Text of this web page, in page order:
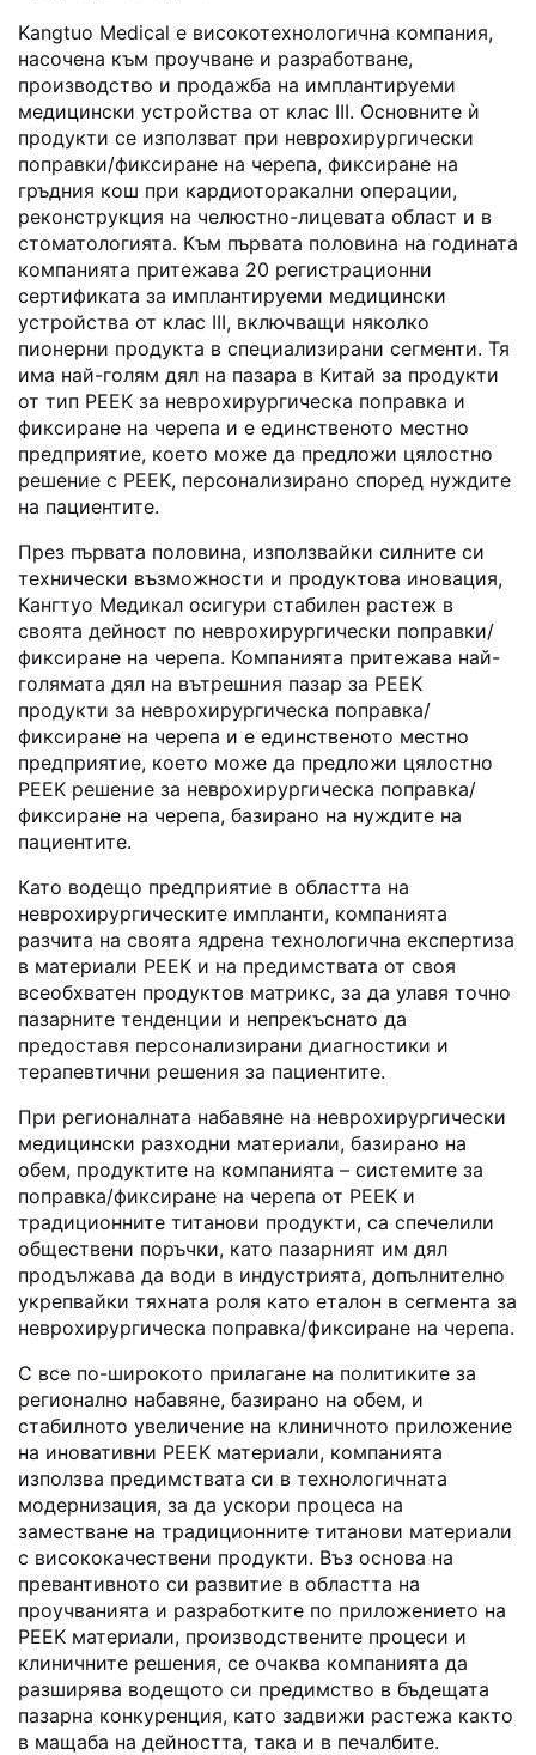
Kangtuo Medical е високотехнологична компания,
насочена към проучване и разработване,
производство и продажба на имплантируеми
медицински устройства от клас III. Основните ѝ
продукти се използват при неврохирургически
поправки/фиксиране на черепа, фиксиране на
гръдния кош при кардиоторакални операции,
реконструкция на челюстно-лицевата област и в
стоматологията. Към първата половина на годината
компанията притежава 20 регистрационни
сертификата за имплантируеми медицински
устройства от клас III, включващи няколко
пионерни продукта в специализирани сегменти. Тя
има най-голям дял на пазара в Китай за продукти
от тип PEEK за неврохирургическа поправка и
фиксиране на черепа и е единственото местно
предприятие, което може да предложи цялостно
решение с PEEK, персонализирано според нуждите
на пациентите.
През първата половина, използвайки силните си
технически възможности и продуктова иновация,
Кангтуо Медикал осигури стабилен растеж в
своята дейност по неврохирургически поправки/
фиксиране на черепа. Компанията притежава най-
голямата дял на вътрешния пазар за PEEK
продукти за неврохирургическа поправка/
фиксиране на черепа и е единственото местно
предприятие, което може да предложи цялостно
PEEK решение за неврохирургическа поправка/
фиксиране на черепа, базирано на нуждите на
пациентите.
Като водещо предприятие в областта на
неврохирургическите импланти, компанията
разчита на своята ядрена технологична експертиза
в материали PEEK и на предимствата от своя
всеобхватен продуктов матрикс, за да улавя точно
пазарните тенденции и непрекъснато да
предоставя персонализирани диагностики и
терапевтични решения за пациентите.
При регионалната набавяне на неврохирургически
медицински разходни материали, базирано на
обем, продуктите на компанията – системите за
поправка/фиксиране на черепа от PEEK и
традиционните титанови продукти, са спечелили
обществени поръчки, като пазарният им дял
продължава да води в индустрията, допълнително
укрепвайки тяхната роля като еталон в сегмента за
неврохирургическа поправка/фиксиране на черепа.
С все по-широкото прилагане на политиките за
регионално набавяне, базирано на обем, и
стабилното увеличение на клиничното приложение
на иновативни PEEK материали, компанията
използва предимствата си в технологичната
модернизация, за да ускори процеса на
заместване на традиционните титанови материали
с висококачествени продукти. Въз основа на
превантивното си развитие в областта на
проучванията и разработките по приложението на
PEEK материали, производствените процеси и
клиничните решения, се очаква компанията да
разширява водещото си предимство в бъдещата
пазарна конкуренция, като задвижи растежа както
в мащаба на дейността, така и в печалбите.